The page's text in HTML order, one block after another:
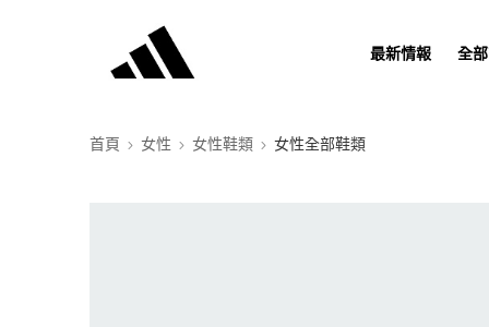
最新情報 全
首頁 女性 女性鞋類 女性全部鞋類